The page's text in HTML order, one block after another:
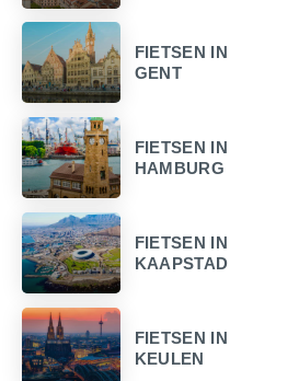
FIETSEN IN
GENT
FIETSEN IN
HAMBURG
FIETSEN IN
KAAPSTAD
FIETSEN IN
KEULEN